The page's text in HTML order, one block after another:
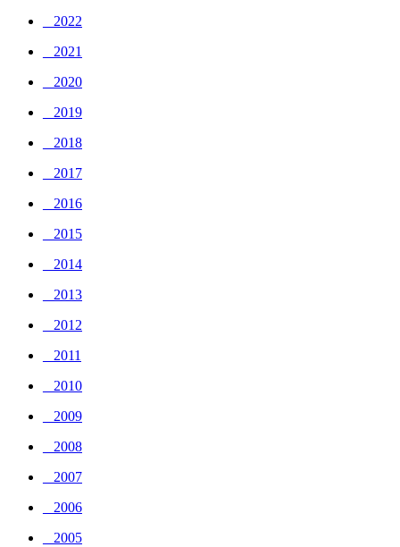
_ 2022
_ 2021
_ 2020
_ 2019
_ 2018
_ 2017
_ 2016
_ 2015
_ 2014
_ 2013
_ 2012
_ 2011
_ 2010
_ 2009
_ 2008
_ 2007
_ 2006
_ 2005